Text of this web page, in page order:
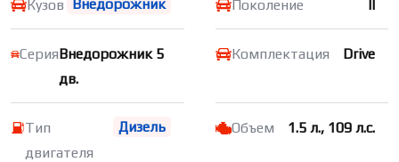
Кузов Внедорожник Поколение II
СерияВнедорожник 5
дв.
Комплектация Drive
Тип
двигателя
Дизель Объем 1.5 л., 109 л.с.